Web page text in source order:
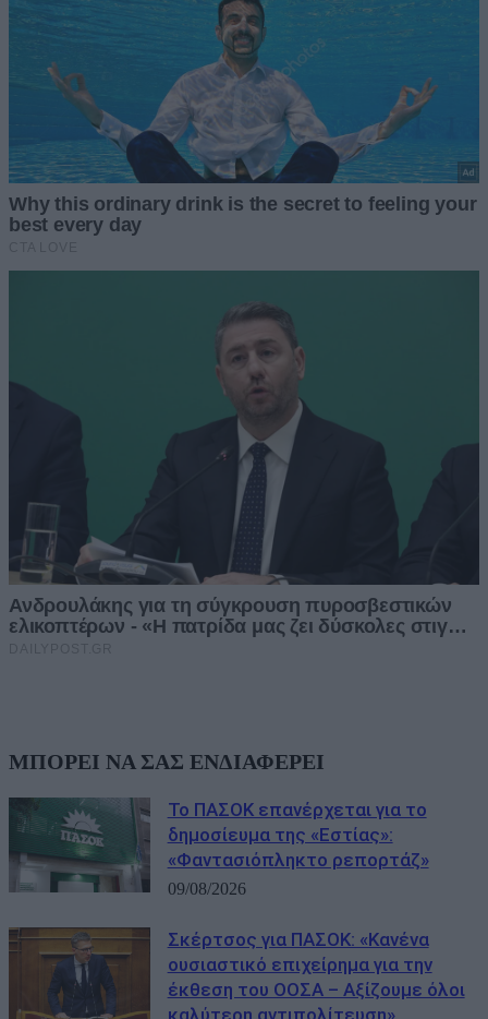
ΜΠΟΡΕΙ ΝΑ ΣΑΣ ΕΝΔΙΑΦΕΡΕΙ
Το ΠΑΣΟΚ επανέρχεται για το
δημοσίευμα της «Εστίας»:
«Φαντασιόπληκτο ρεπορτάζ»
09/08/2026
Σκέρτσος για ΠΑΣΟΚ: «Κανένα
ουσιαστικό επιχείρημα για την
έκθεση του ΟΟΣΑ – Αξίζουμε όλοι
καλύτερη αντιπολίτευση»